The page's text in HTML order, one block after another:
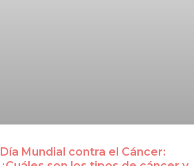
Día Mundial contra el Cáncer: